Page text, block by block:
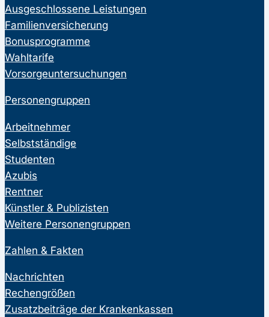
Ausgeschlossene Leistungen
Familienversicherung
Bonusprogramme
Wahltarife
Vorsorgeuntersuchungen
Personengruppen
Arbeitnehmer
Selbstständige
Studenten
Azubis
Rentner
Künstler & Publizisten
Weitere Personengruppen
Zahlen & Fakten
Nachrichten
Rechengrößen
Zusatzbeiträge der Krankenkassen